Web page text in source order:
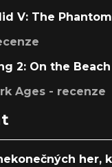
V: The
2: On the
Ages - recenze
her,